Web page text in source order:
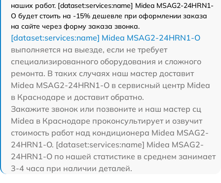
наших работ. [dataset:services:name] Midea MSAG2-24HRN1-
O будет стоить на -15% дешевле при оформлении заказа
на сайте через форму заказа звонка.
[dataset:services:name] Midea MSAG2-24HRN1-O
выполняется на выезде, если не требует
специализированного оборудования и сложного
ремонта. В таких случаях наш мастер доставит
Midea MSAG2-24HRN1-O в сервисный центр Midea
в Краснодаре и доставит обратно.
Закажите звонок или позвоните и наш мастер сц
Midea в Краснодаре проконсультирует и озвучит
стоимость работ над кондиционера Midea MSAG2-
24HRN1-O. [dataset:services:name] Midea MSAG2-
24HRN1-O по нашей статистике в среднем занимает
3-4 часа при наличии деталей.